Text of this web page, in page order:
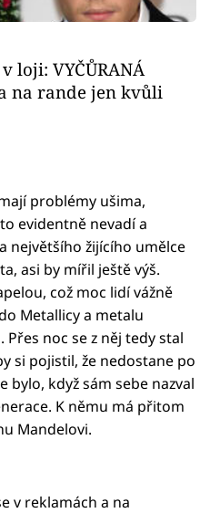
loji: VYČŮRANÁ
na rande jen kvůli
problémy ušima,
evidentně nevadí a
největšího žijícího umělce
asi by mířil ještě výš.
což moc lidí vážně
Metallicy a metalu
Přes noc se z něj tedy stal
si pojistil, že nedostane po
bylo, když sám sebe nazval
K němu má přitom
Mandelovi.
v reklamách a na